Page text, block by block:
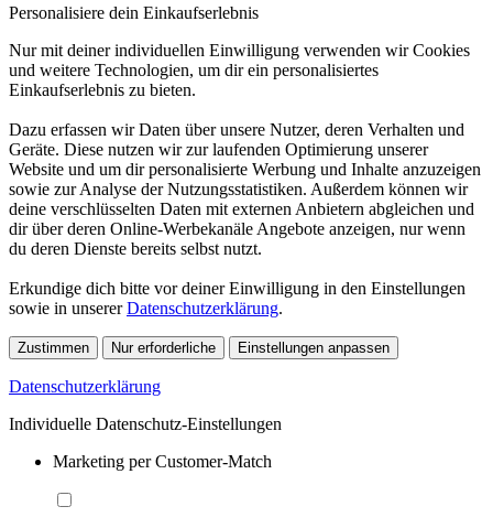
Personalisiere dein Einkaufserlebnis
Nur mit deiner individuellen Einwilligung verwenden wir Cookies
und weitere Technologien, um dir ein personalisiertes
Einkaufserlebnis zu bieten.
Dazu erfassen wir Daten über unsere Nutzer, deren Verhalten und
Geräte. Diese nutzen wir zur laufenden Optimierung unserer
Website und um dir personalisierte Werbung und Inhalte anzuzeigen
sowie zur Analyse der Nutzungsstatistiken. Außerdem können wir
deine verschlüsselten Daten mit externen Anbietern abgleichen und
dir über deren Online-Werbekanäle Angebote anzeigen, nur wenn
du deren Dienste bereits selbst nutzt.
Erkundige dich bitte vor deiner Einwilligung in den Einstellungen
sowie in unsererDatenschutzerklärung.
Zustimmen Nur erforderliche Einstellungen anpassen
Datenschutzerklärung
Individuelle Datenschutz-Einstellungen
Marketing per Customer-Match